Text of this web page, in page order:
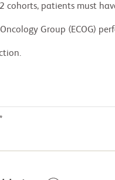
cohorts, patients must
Group (ECOG)